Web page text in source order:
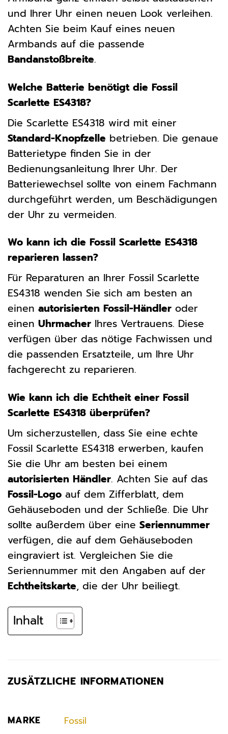
und Ihrer Uhr einen neuen Look verleihen.
Achten Sie beim Kauf eines neuen
Armbands auf die passende
Bandanstoßbreite.
Welche Batterie benötigt die Fossil
Scarlette ES4318?
Die Scarlette ES4318 wird mit einer
Standard-Knopfzelle betrieben. Die genaue
Batterietype finden Sie in der
Bedienungsanleitung Ihrer Uhr. Der
Batteriewechsel sollte von einem Fachmann
durchgeführt werden, um Beschädigungen
der Uhr zu vermeiden.
Wo kann ich die Fossil Scarlette ES4318
reparieren lassen?
Für Reparaturen an Ihrer Fossil Scarlette
ES4318 wenden Sie sich am besten an
einen autorisierten Fossil-Händler oder
einen Uhrmacher Ihres Vertrauens. Diese
verfügen über das nötige Fachwissen und
die passenden Ersatzteile, um Ihre Uhr
fachgerecht zu reparieren.
Wie kann ich die Echtheit einer Fossil
Scarlette ES4318 überprüfen?
Um sicherzustellen, dass Sie eine echte
Fossil Scarlette ES4318 erwerben, kaufen
Sie die Uhr am besten bei einem
autorisierten Händler. Achten Sie auf das
Fossil-Logo auf dem Zifferblatt, dem
Gehäuseboden und der Schließe. Die Uhr
sollte außerdem über eine Seriennummer
verfügen, die auf dem Gehäuseboden
eingraviert ist. Vergleichen Sie die
Seriennummer mit den Angaben auf der
Echtheitskarte, die der Uhr beiliegt.
Inhalt
ZUSÄTZLICHE INFORMATIONEN
MARKE Fossil